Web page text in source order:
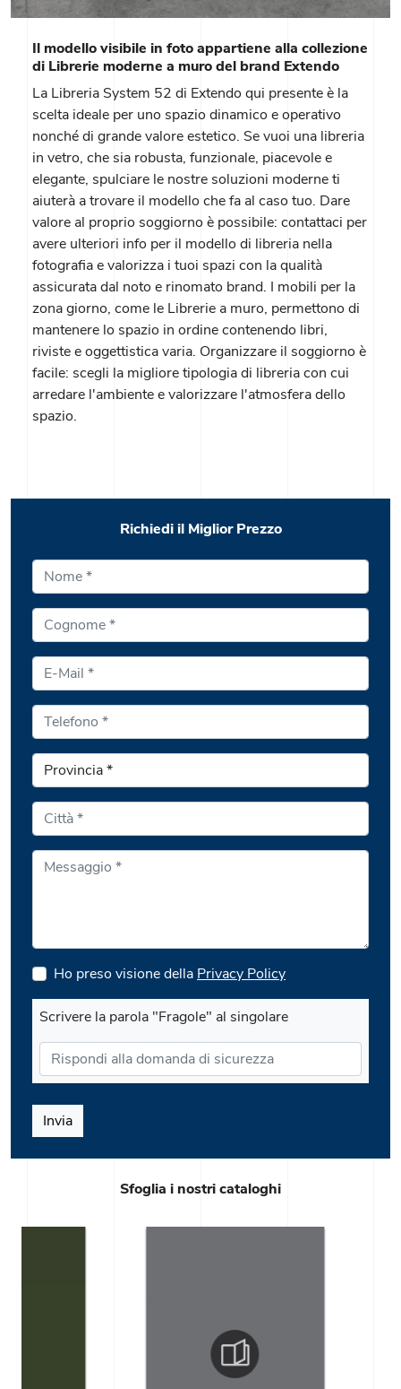
Il modello visibile in foto appartiene alla collezione
di Librerie moderne a muro del brand Extendo
La Libreria System 52 di Extendo qui presente è la
scelta ideale per uno spazio dinamico e operativo
nonché di grande valore estetico. Se vuoi una libreria
in vetro, che sia robusta, funzionale, piacevole e
elegante, spulciare le nostre soluzioni moderne ti
aiuterà a trovare il modello che fa al caso tuo. Dare
valore al proprio soggiorno è possibile: contattaci per
avere ulteriori info per il modello di libreria nella
fotografia e valorizza i tuoi spazi con la qualità
assicurata dal noto e rinomato brand. I mobili per la
zona giorno, come le Librerie a muro, permettono di
mantenere lo spazio in ordine contenendo libri,
riviste e oggettistica varia. Organizzare il soggiorno è
facile: scegli la migliore tipologia di libreria con cui
arredare l'ambiente e valorizzare l'atmosfera dello
spazio.
Sfoglia i nostri cataloghi
Richiedi il Miglior Prezzo
Ho preso visione della Privacy Policy
Scrivere la parola "Fragole" al singolare
Invia